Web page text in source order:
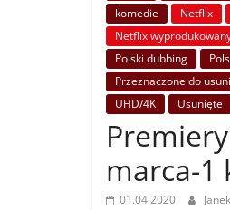
komedie
Netflix
Netflix
Polski dubbing
Przeznaczone do
UHD/4K
Usunięte
marca-1
01.04.2020 Janek